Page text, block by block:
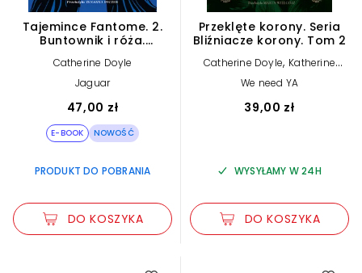
Tajemince Fantome. 2.
Buntownik i róża.
2 (e-book)
Catherine Doyle
Jaguar
47,00 zł
E-BOOK NOWOŚĆ
PRODUKT DO POBRANIA
DO KOSZYKA
Przeklęte korony. Seria
Bliźniacze korony. Tom 2
Catherine Doyle, Katherine
Webber
We need YA
39,00 zł
WYSYŁAMY W 24H
DO KOSZYKA